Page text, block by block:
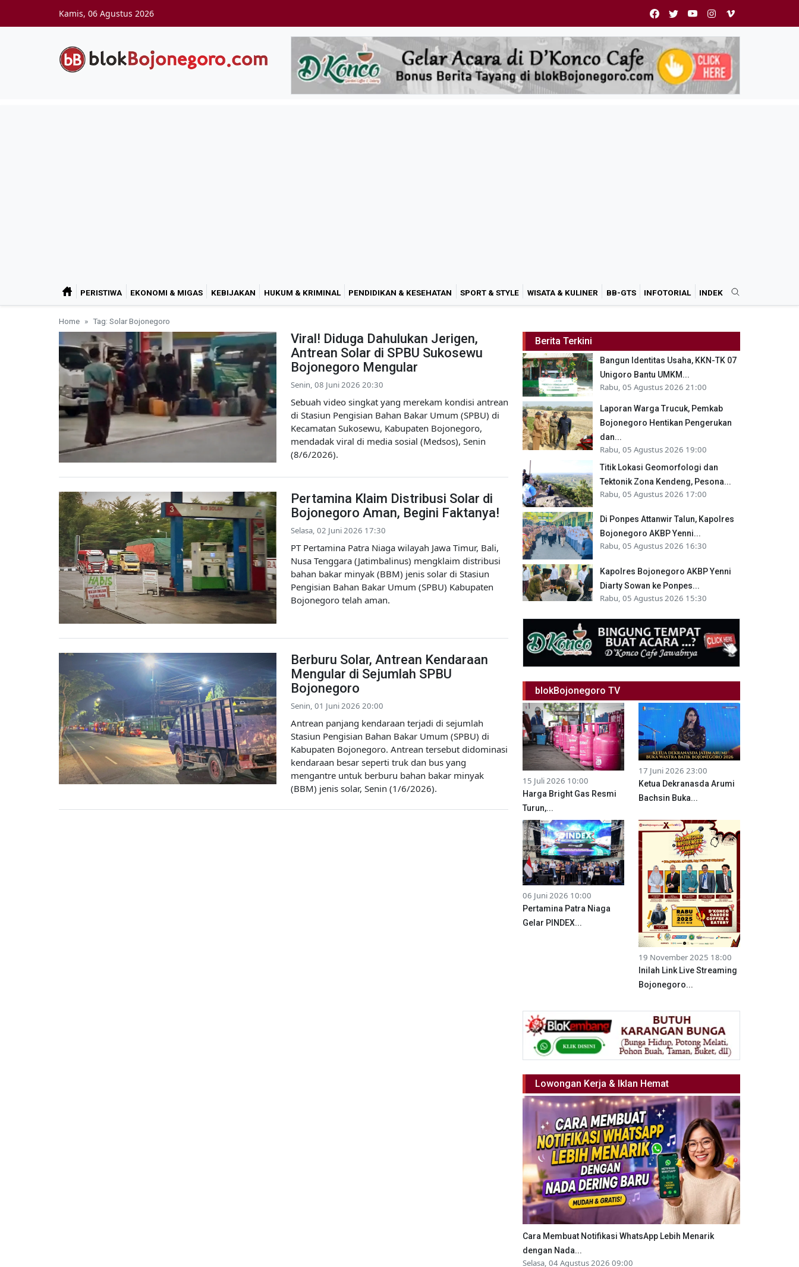
Kamis, 06 Agustus 2026
PERISTIWA EKONOMI & MIGAS KEBIJAKAN HUKUM & KRIMINAL PENDIDIKAN & KESEHATAN SPORT & STYLE WISATA & KULINER BB-GTS INFOTORIAL INDEK
Home Tag: Solar Bojonegoro
Viral! Diduga Dahulukan Jerigen,
Antrean Solar di SPBU Sukosewu
Bojonegoro Mengular
Senin, 08 Juni 2026 20:30
Sebuah video singkat yang merekam kondisi antrean
di Stasiun Pengisian Bahan Bakar Umum (SPBU) di
Kecamatan Sukosewu, Kabupaten Bojonegoro,
mendadak viral di media sosial (Medsos), Senin
(8/6/2026).
Pertamina Klaim Distribusi Solar di
Bojonegoro Aman, Begini Faktanya!
Selasa, 02 Juni 2026 17:30
PT Pertamina Patra Niaga wilayah Jawa Timur, Bali,
Nusa Tenggara (Jatimbalinus) mengklaim distribusi
bahan bakar minyak (BBM) jenis solar di Stasiun
Pengisian Bahan Bakar Umum (SPBU) Kabupaten
Bojonegoro telah aman.
Berburu Solar, Antrean Kendaraan
Mengular di Sejumlah SPBU
Bojonegoro
Senin, 01 Juni 2026 20:00
Antrean panjang kendaraan terjadi di sejumlah
Stasiun Pengisian Bahan Bakar Umum (SPBU) di
Kabupaten Bojonegoro. Antrean tersebut didominasi
kendaraan besar seperti truk dan bus yang
mengantre untuk berburu bahan bakar minyak
(BBM) jenis solar, Senin (1/6/2026).
Berita Terkini
Bangun Identitas Usaha, KKN-TK 07
Unigoro Bantu UMKM...
Rabu, 05 Agustus 2026 21:00
Laporan Warga Trucuk, Pemkab
Bojonegoro Hentikan Pengerukan
dan...
Rabu, 05 Agustus 2026 19:00
Titik Lokasi Geomorfologi dan
Tektonik Zona Kendeng, Pesona...
Rabu, 05 Agustus 2026 17:00
Di Ponpes Attanwir Talun, Kapolres
Bojonegoro AKBP Yenni...
Rabu, 05 Agustus 2026 16:30
Kapolres Bojonegoro AKBP Yenni
Diarty Sowan ke Ponpes...
Rabu, 05 Agustus 2026 15:30
blokBojonegoro TV
15 Juli 2026 10:00
Harga Bright Gas Resmi
Turun,...
17 Juni 2026 23:00
Ketua Dekranasda Arumi
Bachsin Buka...
06 Juni 2026 10:00
Pertamina Patra Niaga
Gelar PINDEX...
19 November 2025 18:00
Inilah Link Live Streaming
Bojonegoro...
Lowongan Kerja & Iklan Hemat
Cara Membuat Notifikasi WhatsApp Lebih Menarik
dengan Nada...
Selasa, 04 Agustus 2026 09:00